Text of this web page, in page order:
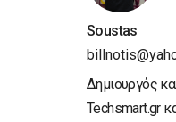
Soustas
Δημιουργός
Techsmart.gr